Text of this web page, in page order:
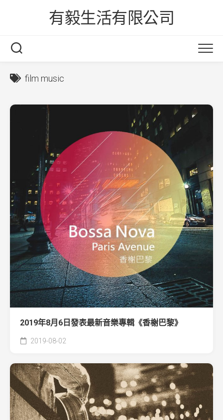
有毅生活有限公司
film music
2019年8月6日發表最新音樂專輯《香榭巴黎》
2019-08-02